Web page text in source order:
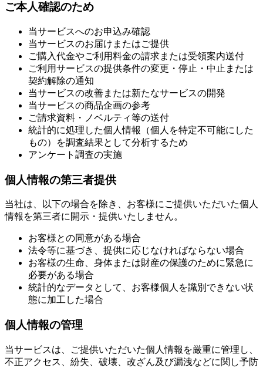
ご本人確認のため
当サービスへのお申込み確認
当サービスのお届けまたはご提供
ご購入代金やご利用料金の請求または受領案内送付
ご利用サービスの提供条件の変更・停止・中止または
契約解除の通知
当サービスの改善または新たなサービスの開発
当サービスの商品企画の参考
ご請求資料・ノベルティ等の送付
統計的に処理した個人情報（個人を特定不可能にした
もの）を調査結果として分析するため
アンケート調査の実施
個人情報の第三者提供
当社は、以下の場合を除き、お客様にご提供いただいた個人
情報を第三者に開示・提供いたしません。
お客様との同意がある場合
法令等に基づき、提供に応じなければならない場合
お客様の生命、身体または財産の保護のために緊急に
必要がある場合
統計的なデータとして、お客様個人を識別できない状
態に加工した場合
個人情報の管理
当サービスは、ご提供いただいた個人情報を厳重に管理し、
不正アクセス、紛失、破壊、改ざん及び漏洩などに関し予防